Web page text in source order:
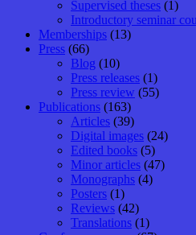
Supervised theses (1)
Introductory seminar
Memberships (13)
Press (66)
Blog (10)
Press releases (1)
Press review (55)
Publications (163)
Articles (39)
Digital images (24)
Edited books (5)
Minor articles (47)
Monographs (4)
Posters (1)
Reviews (42)
Translations (1)